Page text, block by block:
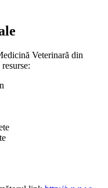
Veterinară din